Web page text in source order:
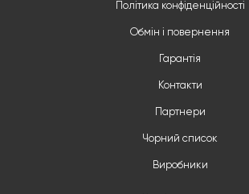
Політика конфіденційності
Обмін і повернення
Гарантія
Контакти
Партнери
Чорний список
Виробники